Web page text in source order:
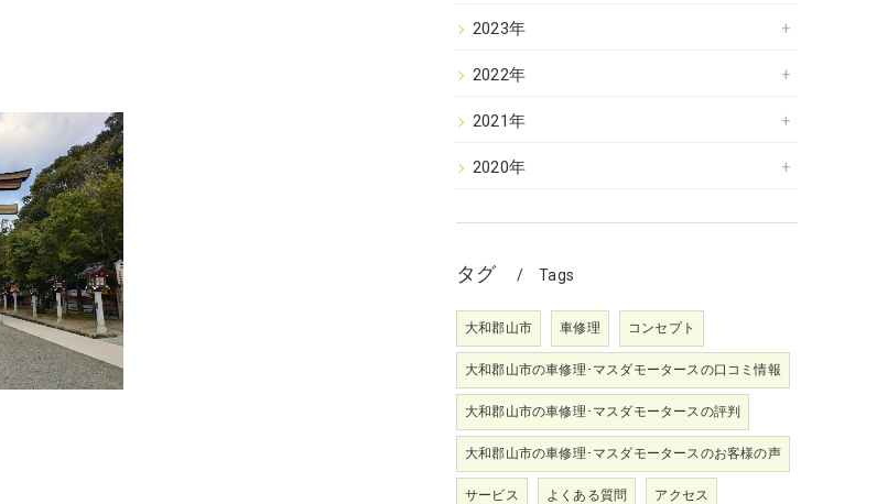
2023年
2022年
2021年
2020年
タグ Tags
大和郡山市 車修理 コンセプト
大和郡山市の車修理･マスダモータースの口コミ情報
大和郡山市の車修理･マスダモータースの評判
大和郡山市の車修理･マスダモータースのお客様の声
サービス よくある質問 アクセス